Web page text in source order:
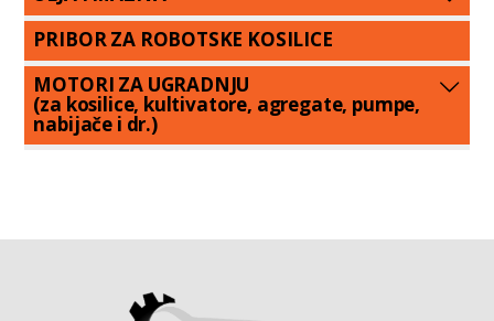
PRIBOR ZA ROBOTSKE KOSILICE
MOTORI ZA UGRADNJU
(za kosilice, kultivatore, agregate, pumpe,
nabijače i dr.)